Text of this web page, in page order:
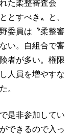
た柔整審査会
とすべき〟と、
委員は〝柔整審
い。自組合で審
者が多い。権限
人員を増やすな
。
是非参加してい
できるので入っ